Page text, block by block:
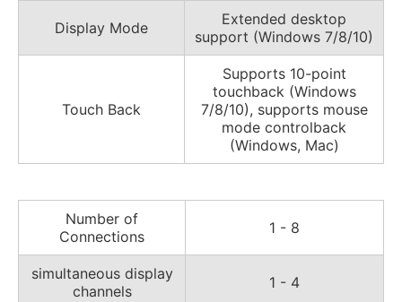
Display Mode
Extended desktop
support (Windows 7/8/10)
Touch Back
Supports 10-point
touchback (Windows
7/8/10), supports mouse
mode controlback
(Windows, Mac)
Number of
Connections
1 - 8
simultaneous display
channels
1 - 4